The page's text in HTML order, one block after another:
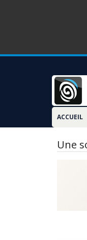
ACCUEIL
Une